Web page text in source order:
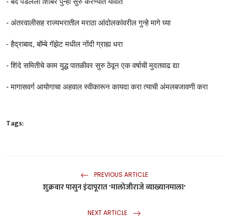
- अंतरवालीसह राज्यभरातील मराठा आंदोलकांवरील गुन्हे मागे घ्या
- हैद्राबाद, बॉम्बे गॅझेट मधील नोंदी ग्राह्य धरा
- शिंदे समितीचे काम युद्ध पातळीवर सुरु ठेवून एक वर्षाची मुदतवाढ द्या
- मागासवर्ग आयोगाचा अहवाल स्वीकारून कायदा करा त्याची अंमलबजावणी करा
Tags:
PREVIOUS ARTICLE
शुक्रवार पासुन इंदापूरात 'मालोजीराजे व्याख्यानमाला'
NEXT ARTICLE